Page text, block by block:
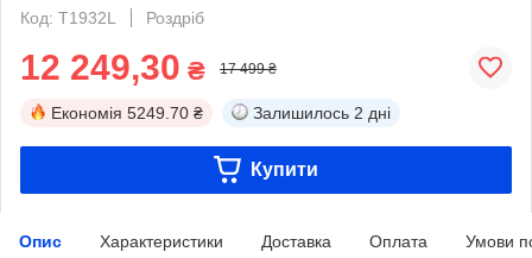
Код: T1932L
Роздріб
12 249,30 ₴ 17 499 ₴
Економія 5249.70 ₴ Залишилось 2 дні
Купити
Опис Характеристики Доставка Оплата Умови